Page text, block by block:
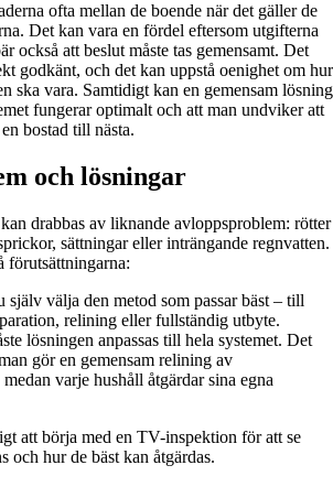
ofta mellan de boende när det gäller de
Det kan vara en fördel eftersom utgifterna
också att beslut måste tas gemensamt. Det
godkänt, och det kan uppstå oenighet om hur
ska vara. Samtidigt kan en gemensam lösning
fungerar optimalt och att man undviker att
bostad till nästa.
och lösningar
drabbas av liknande avloppsproblem: rötter
sättningar eller inträngande regnvatten.
förutsättningarna:
själv välja den metod som passar bäst – till
relining eller fullständig utbyte.
lösningen anpassas till hela systemet. Det
gör en gemensam relining av
varje hushåll åtgärdar sina egna
att börja med en TV-inspektion för att se
och hur de bäst kan åtgärdas.